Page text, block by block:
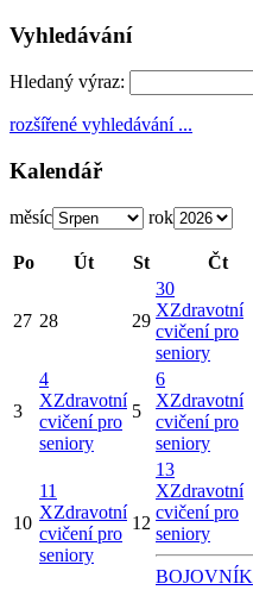
Vyhledávání
Hledaný výraz:
rozšířené vyhledávání ...
Kalendář
měsíc rok
Po Út St Čt
27 28 29
30
XZdravotní
cvičení pro
seniory
3
4
XZdravotní
cvičení pro
seniory
5
6
XZdravotní
cvičení pro
seniory
10
11
XZdravotní
cvičení pro
seniory
12
13
XZdravotní
cvičení pro
seniory
BOJOVNÍK